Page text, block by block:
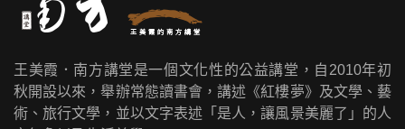
王美霞．南方講堂是一個文化性的公益講堂，自2010年初
秋開設以來，舉辦常態讀書會，講述《紅樓夢》及文學、藝
術、旅行文學，並以文字表述「是人，讓風景美麗了」的人